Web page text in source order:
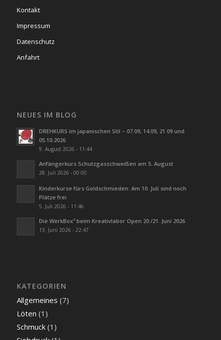
Kontakt
Impressum
Datenschutz
Anfahrt
NEUES IM BLOG
DREHKURS im japanischen Stil – 07.09, 14.09, 21.09 und
05.10.2026
9. August 2026 - 11:44
Anfängerkurs Schutzgasschweißen am 5. August
28. Juli 2026 - 00:00
Kinderkurse fürs Goldschmieden: Am 10. Juli sind noch
Plätze frei
5. Juli 2026 - 11:46
Die WerkBox³ beim Kreativlabor Open 20./21. Juni 2026
13. Juni 2026 - 22:47
KATEGORIEN
Allgemeines (7)
Löten (1)
Schmuck(1)